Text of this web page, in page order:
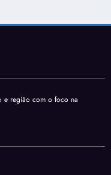
e região com o foco na